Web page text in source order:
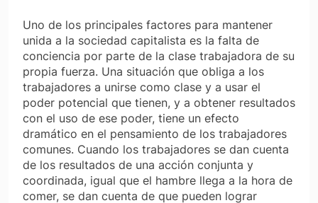
Uno de los principales factores para mantener
unida a la sociedad capitalista es la falta de
conciencia por parte de la clase trabajadora de su
propia fuerza. Una situación que obliga a los
trabajadores a unirse como clase y a usar el
poder potencial que tienen, y a obtener resultados
con el uso de ese poder, tiene un efecto
dramático en el pensamiento de los trabajadores
comunes. Cuando los trabajadores se dan cuenta
de los resultados de una acción conjunta y
coordinada, igual que el hambre llega a la hora de
comer, se dan cuenta de que pueden lograr